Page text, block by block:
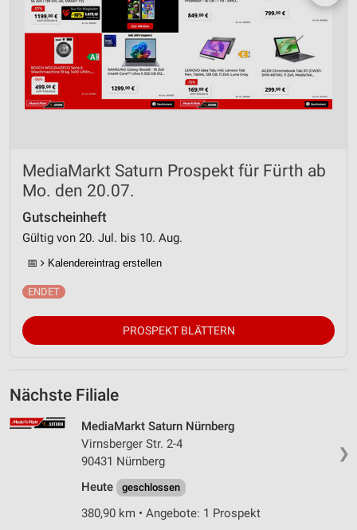
MediaMarkt Saturn Prospekt für Fürth ab
Mo. den 20.07.
Gutscheinheft
Gültig von 20. Jul. bis 10. Aug.
📅 Kalendereintrag erstellen
PROSPEKT BLÄTTERN
Nächste Filiale
❯
MediaMarkt Saturn Nürnberg
Virnsberger Str. 2-4
90431 Nürnberg
Heute
geschlossen
380,90 km • Angebote: 1 Prospekt